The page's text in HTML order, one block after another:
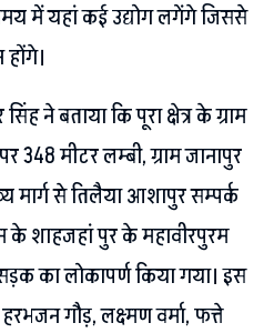
में यहां कई उद्योग लगेंगे जिससे
सिंह ने बताया कि पूरा क्षेत्र के ग्राम
348 मीटर लम्बी, ग्राम जानापुर
मार्ग से तिलैया आशापुर सम्पर्क
के शाहजहां पुर के महावीरपुरम
का लोकापर्ण किया गया। इस
गौड़, लक्ष्मण वर्मा, फत्ते